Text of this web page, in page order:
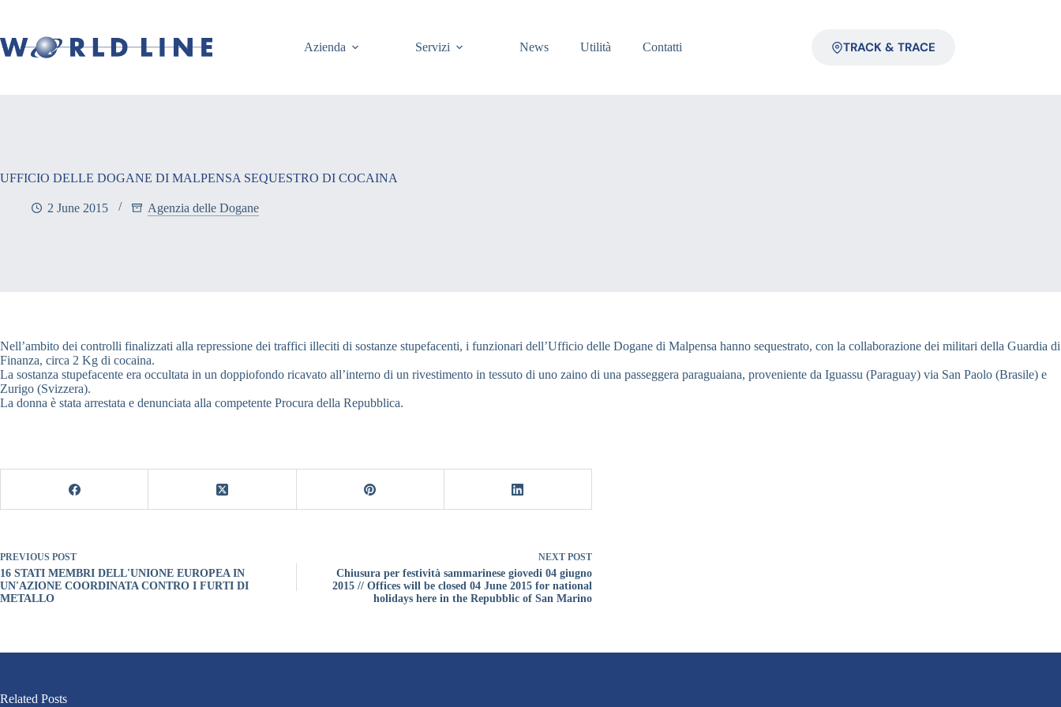
Azienda Servizi News Utilità Contatti TRACK & TRACE
UFFICIO DELLE DOGANE DI MALPENSA SEQUESTRO DI COCAINA
2 June 2015 Agenzia delle Dogane
Nell’ambito dei controlli finalizzati alla repressione dei traffici illeciti di sostanze stupefacenti, i funzionari dell’Ufficio delle Dogane di Malpensa hanno sequestrato, con la collaborazione dei militari della Guardia di
Finanza, circa 2 Kg di cocaina.
La sostanza stupefacente era occultata in un doppiofondo ricavato all’interno di un rivestimento in tessuto di uno zaino di una passeggera paraguaiana, proveniente da Iguassu (Paraguay) via San Paolo (Brasile) e
Zurigo (Svizzera).
La donna è stata arrestata e denunciata alla competente Procura della Repubblica.
PREVIOUS POST
16 STATI MEMBRI DELL'UNIONE EUROPEA IN
UN'AZIONE COORDINATA CONTRO I FURTI DI
METALLO
NEXT POST
Chiusura per festività sammarinese giovedi 04 giugno
2015 // Offices will be closed 04 June 2015 for national
holidays here in the Repubblic of San Marino
Related Posts